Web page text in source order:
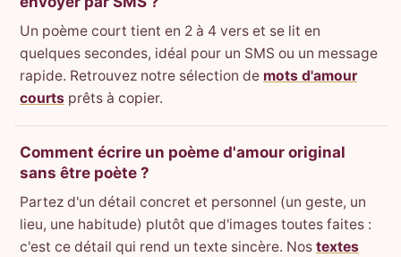
Un poème court tient en 2 à 4 vers et se lit en
quelques secondes, idéal pour un SMS ou un message
rapide. Retrouvez notre sélection de mots d'amour
courts prêts à copier.
Comment écrire un poème d'amour original
sans être poète ?
Partez d'un détail concret et personnel (un geste, un
lieu, une habitude) plutôt que d'images toutes faites :
c'est ce détail qui rend un texte sincère. Nos textes